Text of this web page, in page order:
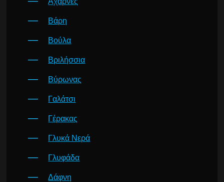
Βάρη
Βούλα
Βριλήσσια
Βύρωνας
Γαλάτσι
Γέρακας
Γλυκά Νερά
Γλυφάδα
Δάφνη